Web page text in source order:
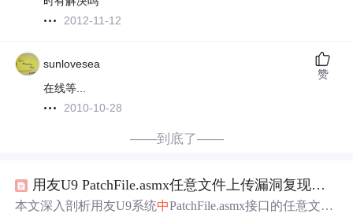
2012-11-12
sunlovesea
在线等...
2010-10-28
赞
——到底了——
用友U9 PatchFile.asmx任意文件上传漏洞复现与安全加固
本文深入剖析用友U9系统中PatchFile.asmx接口的任意文件